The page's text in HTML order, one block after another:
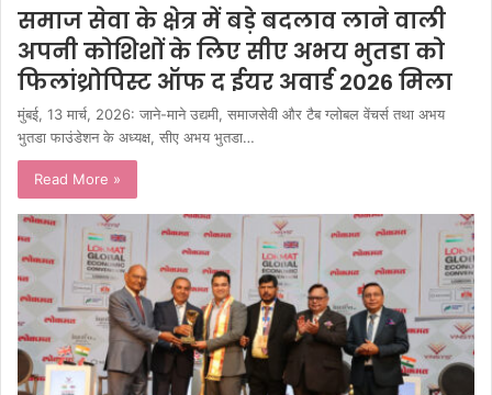
समाज सेवा के क्षेत्र में बड़े बदलाव लाने वाली
अपनी कोशिशों के लिए सीए अभय भुतडा को
फिलांथ्रोपिस्ट ऑफ द ईयर अवार्ड 2026 मिला
मुंबई, 13 मार्च, 2026: जाने-माने उद्यमी, समाजसेवी और टैब ग्लोबल वेंचर्स तथा अभय
भुतडा फाउंडेशन के अध्यक्ष, सीए अभय भुतडा…
Read More »